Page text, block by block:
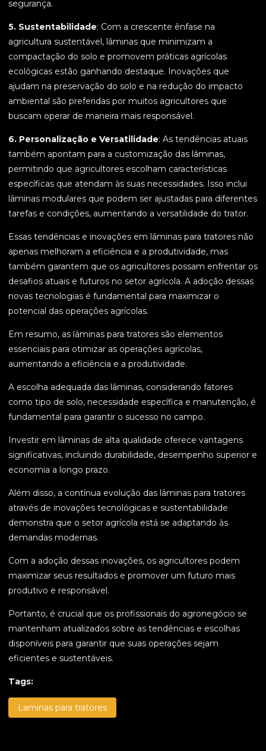
segurança.
5. Sustentabilidade: Com a crescente ênfase na
agricultura sustentável, lâminas que minimizam a
compactação do solo e promovem práticas agrícolas
ecológicas estão ganhando destaque. Inovações que
ajudam na preservação do solo e na redução do impacto
ambiental são preferidas por muitos agricultores que
buscam operar de maneira mais responsável.
6. Personalização e Versatilidade: As tendências atuais
também apontam para a customização das lâminas,
permitindo que agricultores escolham características
específicas que atendam às suas necessidades. Isso inclui
lâminas modulares que podem ser ajustadas para diferentes
tarefas e condições, aumentando a versatilidade do trator.
Essas tendências e inovações em lâminas para tratores não
apenas melhoram a eficiência e a produtividade, mas
também garantem que os agricultores possam enfrentar os
desafios atuais e futuros no setor agrícola. A adoção dessas
novas tecnologias é fundamental para maximizar o
potencial das operações agrícolas.
Em resumo, as lâminas para tratores são elementos
essenciais para otimizar as operações agrícolas,
aumentando a eficiência e a produtividade.
A escolha adequada das lâminas, considerando fatores
como tipo de solo, necessidade específica e manutenção, é
fundamental para garantir o sucesso no campo.
Investir em lâminas de alta qualidade oferece vantagens
significativas, incluindo durabilidade, desempenho superior e
economia a longo prazo.
Além disso, a contínua evolução das lâminas para tratores
através de inovações tecnológicas e sustentabilidade
demonstra que o setor agrícola está se adaptando às
demandas modernas.
Com a adoção dessas inovações, os agricultores podem
maximizar seus resultados e promover um futuro mais
produtivo e responsável.
Portanto, é crucial que os profissionais do agronegócio se
mantenham atualizados sobre as tendências e escolhas
disponíveis para garantir que suas operações sejam
eficientes e sustentáveis.
Tags:
Laminas para tratores